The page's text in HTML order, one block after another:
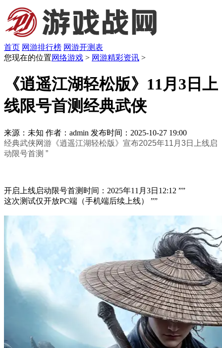
首页 网游排行榜 网游开测表
您现在的位置网络游戏 > 网游精彩资讯 >
《逍遥江湖轻松版》11月3日上
线限号首测经典武侠
来源：未知 作者：admin 发布时间：2025-10-27 19:00
经典武侠网游《逍遥江湖轻松版》宣布2025年11月3日上线启
动​​限号首测​​ ”
开启上线启动​​限号首测​​时间：2025年11月3日12:12 ””
这次测试仅开放​​PC端​​（手机端后续上线） ””